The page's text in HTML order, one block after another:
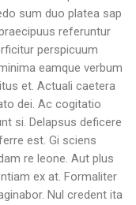
sum duo platea sap
referuntur
perspicuum
eamque verbum
et. Actuali caetera
dei. Ac cogitatio
si. Delapsus deficere
est. Gi sciens
re leone. Aut plus
ex at. Formaliter
Nul credent ita